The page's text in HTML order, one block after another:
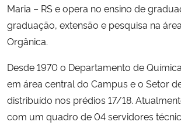
Maria – RS e opera no ensino de
graduação, extensão e pesquisa na
Orgânica.
Desde 1970 o Departamento de
em área central do Campus e o Setor
distribuído nos prédios 17/18.
com um quadro de 04 servidores